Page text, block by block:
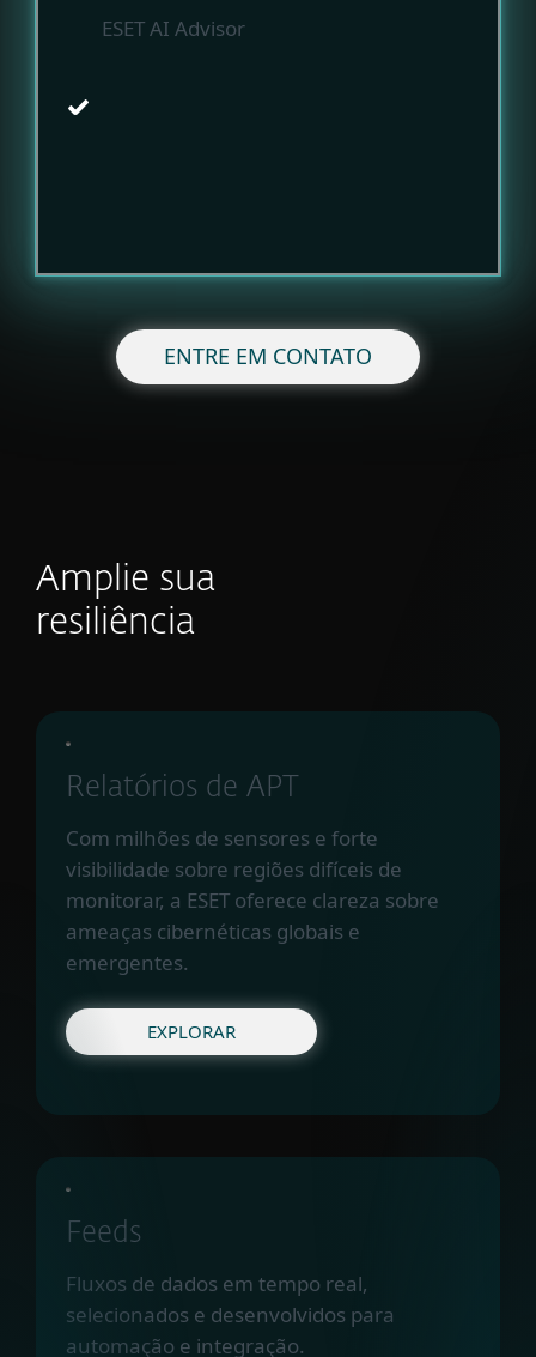
ESET AI Advisor
ENTRE EM CONTATO
Amplie sua
resiliência
Relatórios de APT
Com milhões de sensores e forte
visibilidade sobre regiões difíceis de
monitorar, a ESET oferece clareza sobre
ameaças cibernéticas globais e
emergentes.
EXPLORAR
Feeds
Fluxos de dados em tempo real,
selecionados e desenvolvidos para
automação e integração.